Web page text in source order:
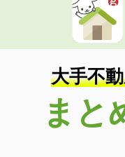
大手不
まと